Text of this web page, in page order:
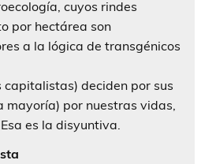
cuyos rindes
por hectárea son
a la lógica de transgénicos
capitalistas) deciden por sus
mayoría) por nuestras vidas,
es la disyuntiva.